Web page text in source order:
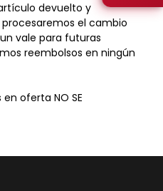
devuelto y
el cambio
vale para futuras
reembolsos en ningún
oferta NO SE